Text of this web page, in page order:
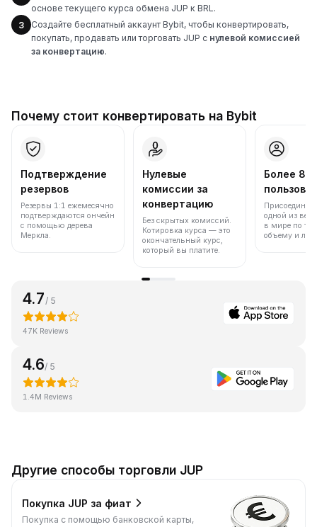
основе текущего курса обмена JUP к BRL.
3
Создайте бесплатный аккаунт Bybit, чтобы конвертировать,
покупать, продавать или торговать JUP с нулевой комиссией
за конвертацию.
Почему стоит конвертировать на Bybit
Подтверждение
резервов
Резервы 1:1 ежемесячно
подтверждаются ончейн
с помощью дерева
Меркла.
Нулевые
комиссии за
конвертацию
Без скрытых комиссий.
Котировка курса — это
окончательный курс,
который вы платите.
Более 86
одной из
в мире по
объему и
4.7 / 5
47K Reviews
4.6/ 5
1.4M Reviews
Другие способы торговли JUP
Покупка JUP за фиат
Покупка с помощью банковской карты,